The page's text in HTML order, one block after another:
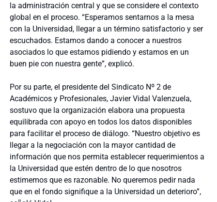
la administración central y que se considere el contexto
global en el proceso. “Esperamos sentarnos a la mesa
con la Universidad, llegar a un término satisfactorio y ser
escuchados. Estamos dando a conocer a nuestros
asociados lo que estamos pidiendo y estamos en un
buen pie con nuestra gente”, explicó.
Por su parte, el presidente del Sindicato Nº 2 de
Académicos y Profesionales, Javier Vidal Valenzuela,
sostuvo que la organización elabora una propuesta
equilibrada con apoyo en todos los datos disponibles
para facilitar el proceso de diálogo. “Nuestro objetivo es
llegar a la negociación con la mayor cantidad de
información que nos permita establecer requerimientos a
la Universidad que estén dentro de lo que nosotros
estimemos que es razonable. No queremos pedir nada
que en el fondo signifique a la Universidad un deterioro”,